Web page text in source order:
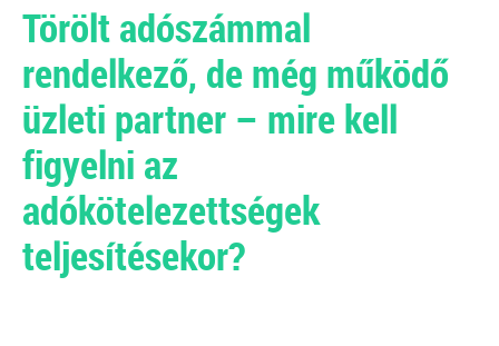
Könyvelői szerződésminta
A szerződés, amely tökéletesen
védi a könyvelők érdekeit!
2021
életszerű, mindenre kiterjedő és
könnyen értelmezhető
szerződésminta, mely megalapozza a
bizalmat a könyvelő és ügyfele között.
Törölt adószámmal
rendelkező, de még működő
üzleti partner – mire kell
figyelni az
adókötelezettségek
teljesítésekor?